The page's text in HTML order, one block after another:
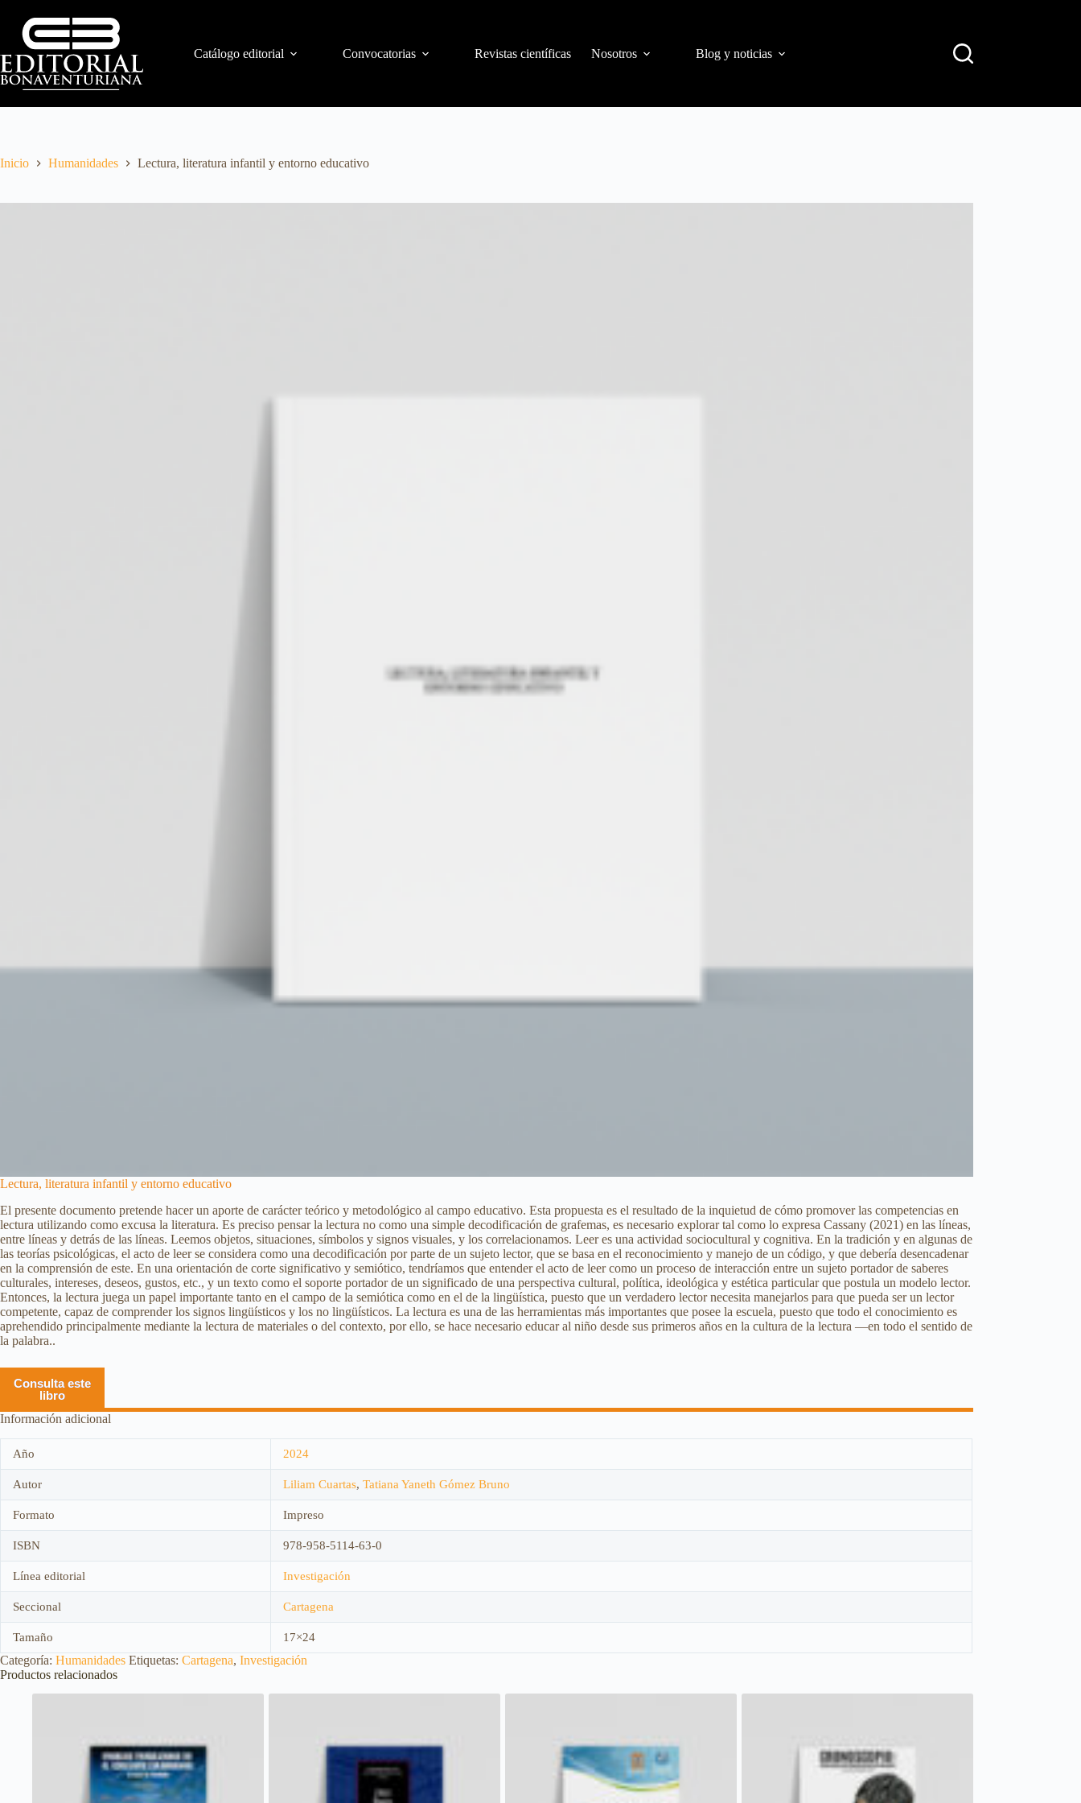
Catálogo editorial Convocatorias Revistas científicas Nosotros Blog y noticias
Inicio Humanidades Lectura, literatura infantil y entorno educativo
Lectura, literatura infantil y entorno educativo
El presente documento pretende hacer un aporte de carácter teórico y metodológico al campo educativo. Esta propuesta es el resultado de la inquietud de cómo promover las competencias en
lectura utilizando como excusa la literatura. Es preciso pensar la lectura no como una simple decodificación de grafemas, es necesario explorar tal como lo expresa Cassany (2021) en las líneas,
entre líneas y detrás de las líneas. Leemos objetos, situaciones, símbolos y signos visuales, y los correlacionamos. Leer es una actividad sociocultural y cognitiva. En la tradición y en algunas de
las teorías psicológicas, el acto de leer se considera como una decodificación por parte de un sujeto lector, que se basa en el reconocimiento y manejo de un código, y que debería desencadenar
en la comprensión de este. En una orientación de corte significativo y semiótico, tendríamos que entender el acto de leer como un proceso de interacción entre un sujeto portador de saberes
culturales, intereses, deseos, gustos, etc., y un texto como el soporte portador de un significado de una perspectiva cultural, política, ideológica y estética particular que postula un modelo lector.
Entonces, la lectura juega un papel importante tanto en el campo de la semiótica como en el de la lingüística, puesto que un verdadero lector necesita manejarlos para que pueda ser un lector
competente, capaz de comprender los signos lingüísticos y los no lingüísticos. La lectura es una de las herramientas más importantes que posee la escuela, puesto que todo el conocimiento es
aprehendido principalmente mediante la lectura de materiales o del contexto, por ello, se hace necesario educar al niño desde sus primeros años en la cultura de la lectura —en todo el sentido de
la palabra..
Consulta este
libro
Información adicional
Año 2024
Autor Liliam Cuartas, Tatiana Yaneth Gómez Bruno
Formato Impreso
ISBN 978-958-5114-63-0
Línea editorial Investigación
Seccional Cartagena
Tamaño 17×24
Categoría: Humanidades Etiquetas: Cartagena, Investigación
Productos relacionados